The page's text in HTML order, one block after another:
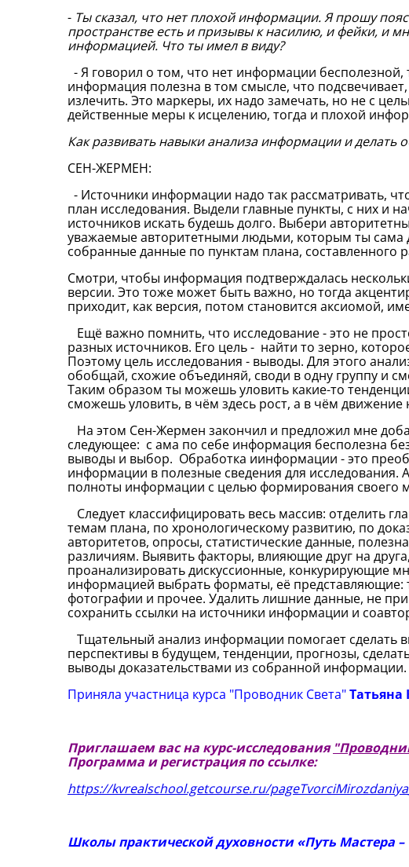
- Ты сказал, что нет плохой информации. Я прошу
пространстве есть и призывы к насилию, и фейки, и
информацией. Что ты имел в виду?
- Я говорил о том, что нет информации бесполезной,
информация полезна в том смысле, что
излечить. Это маркеры, их надо замечать, но не с
действенные меры к исцелению, тогда и плохой
Как развивать навыки анализа информации и делать
СЕН-ЖЕРМЕН:
- Источники информации надо так рассматривать,
план исследования. Выдели главные пункты, с них и
источников искать будешь долго. Выбери
уважаемые авторитетными людьми, которым ты сама
собранные данные по пунктам плана, составленного
Смотри, чтобы информация подтверждалась
версии. Это тоже может быть важно, но тогда
приходит, как версия, потом становится аксиомой,
Ещё важно помнить, что исследование - это не
разных источников. Его цель - найти то зерно,
Поэтому цель исследования - выводы. Для этого
обобщай, схожие объединяй, своди в одну группу и
Таким образом ты можешь уловить какие-то
сможешь уловить, в чём здесь рост, а в чём движение
На этом Сен-Жермен закончил и предложил мне
следующее: с ама по себе информация бесполезна
выводы и выбор. Обработка иинформации - это
информации в полезные сведения для исследования.
полноты информации с целью формирования своего
Следует классифицировать весь массив: отделить
темам плана, по хронологическому развитию, по
авторитетов, опросы, статистические данные,
различиям. Выявить факторы, влияющие друг на
проанализировать дискуссионные, конкурирующие
информацией выбрать форматы, её представляющие:
фотографии и прочее. Удалить лишние данные, не
сохранить ссылки на источники информации и
Тщательный анализ информации помогает сделать
перспективы в будущем, тенденции, прогнозы,
выводы доказательствами из собранной информации.
Приняла участница курса "Проводник Света"Татьяна
Приглашаем вас на курс-исследования
Программа и регистрация по ссылке:
https://kvrealschool.getcourse.ru/
Школы практической духовности «Путь Мастера –